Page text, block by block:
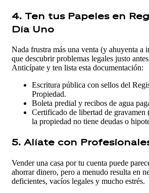
4. Ten tus Papeles en
Día Uno
Nada frustra más una venta (y ahuyenta a
que descubrir problemas legales justo
Anticípate y ten lista esta documentación:
Escritura pública con sellos del
Propiedad.
Boleta predial y recibos de agua
Certificado de libertad de gravamen
la propiedad no tiene deudas o
5. Alíate con
Vender una casa por tu cuenta puede
ahorrar dinero, pero a menudo resulta en
deficientes, vacíos legales y mucho estrés.